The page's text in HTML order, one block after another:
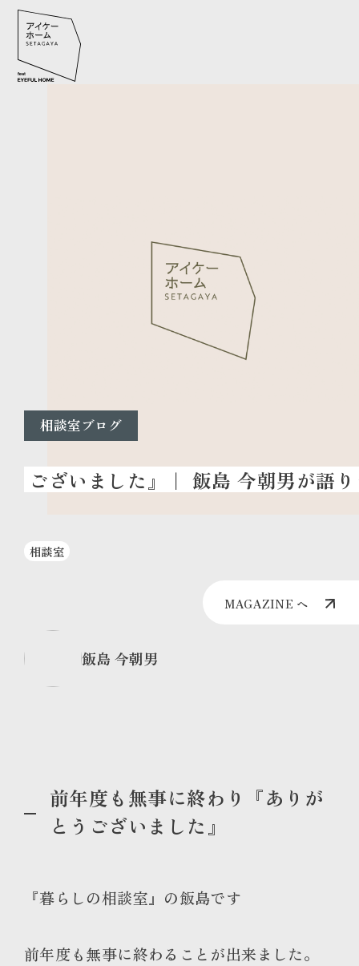
相談室ブログ
相談室
MAGAZINE へ
飯島 今朝男
前年度も無事に終わり『ありが
とうございました』
『暮らしの相談室』の飯島です
前年度も無事に終わることが出来ました。